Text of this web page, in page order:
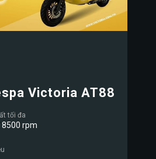
Victoria AT88
tối đa
8500 rpm